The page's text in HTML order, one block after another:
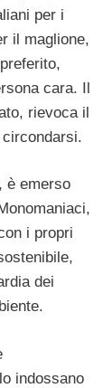
per i
il maglione,
cara. Il
rievoca il
è emerso
i propri
dei
indossano